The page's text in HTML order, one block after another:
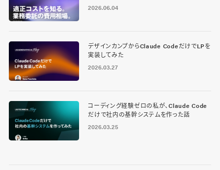
2026.06.04
デザインカンプからClaude CodeだけでLPを
実装してみた
2026.03.27
コーディング経験ゼロの私が、Claude Code
だけで社内の基幹システムを作った話
2026.03.25